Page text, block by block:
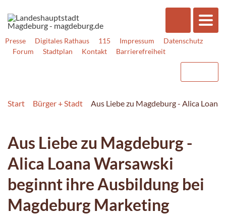
Presse Digitales Rathaus 115 Impressum
Datenschutz
Forum
Stadtplan Kontakt Barrierefreiheit
Start Bürger + Stadt Aus Liebe zu Magdeburg - Alica
Aus Liebe zu Magdeburg -
Alica Loana Warsawski
beginnt ihre Ausbildung bei
Magdeburg Marketing